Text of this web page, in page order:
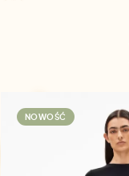
NOWOŚĆ